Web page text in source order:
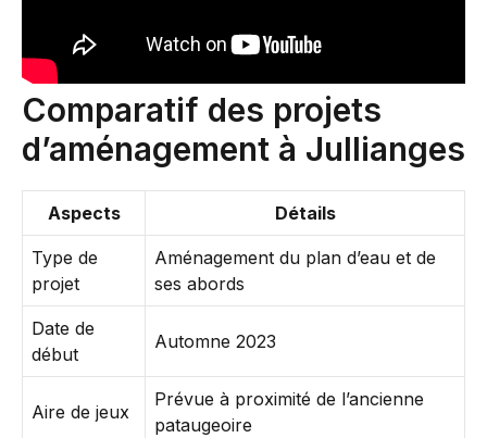
Comparatif des projets
d’aménagement à Jullianges
Aspects Détails
Type de
projet
Aménagement du plan d’eau et de
ses abords
Date de
début
Automne 2023
Aire de jeux
Prévue à proximité de l’ancienne
pataugeoire